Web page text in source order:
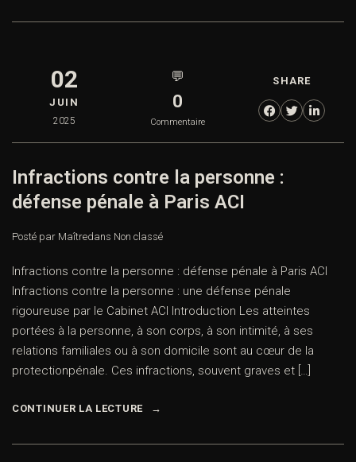
02
JUIN
2025
💬
0
Commentaire
SHARE
Infractions contre la personne :
défense pénale à Paris ACI
Posté par Maîtredans Non classé
Infractions contre la personne : défense pénale à Paris ACI
Infractions contre la personne : une défense pénale
rigoureuse par le Cabinet ACI Introduction Les atteintes
portées à la personne, à son corps, à son intimité, à ses
relations familiales ou à son domicile sont au cœur de la
protectionpénale. Ces infractions, souvent graves et […]
CONTINUER LA LECTURE